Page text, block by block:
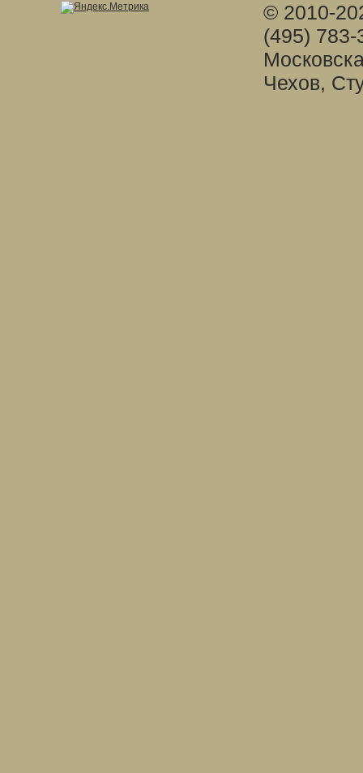
© 2010-
(495)
Чехов,